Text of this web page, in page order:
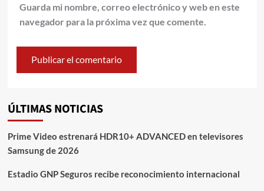
Guarda mi nombre, correo electrónico y web en este
navegador para la próxima vez que comente.
ÚLTIMAS NOTICIAS
Prime Video estrenará HDR10+ ADVANCED en televisores
Samsung de 2026
Estadio GNP Seguros recibe reconocimiento internacional